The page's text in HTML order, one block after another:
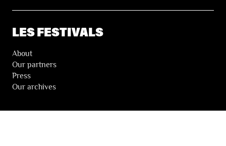
LES FESTIVALS
About
Our partners
Press
Our archives